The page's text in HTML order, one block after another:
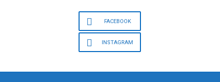
FACEBOOK
INSTAGRAM